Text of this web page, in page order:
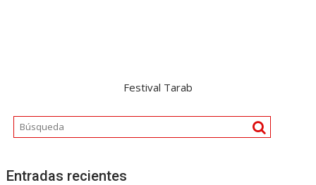
Festival Tarab
Entradas recientes